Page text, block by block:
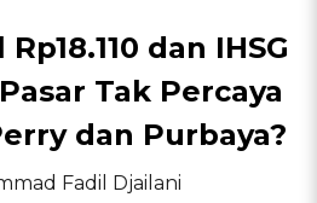
dan IHSG
Tak Percaya
dan Purbaya?
Fadil Djailani